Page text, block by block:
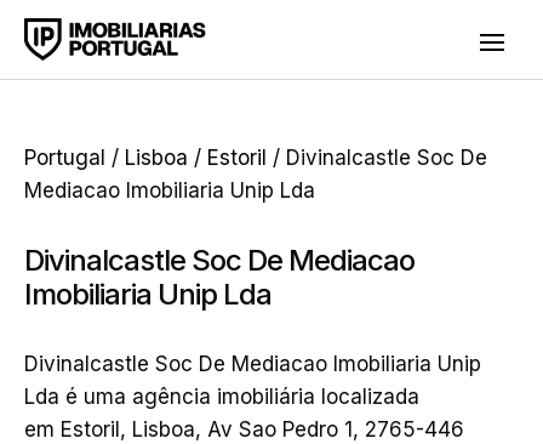
Portugal / Lisboa / Estoril / Divinalcastle Soc De
Mediacao Imobiliaria Unip Lda
Divinalcastle Soc De Mediacao
Imobiliaria Unip Lda
Divinalcastle Soc De Mediacao Imobiliaria Unip
Lda é uma agência imobiliária localizada
em Estoril, Lisboa, Av Sao Pedro 1, 2765-446